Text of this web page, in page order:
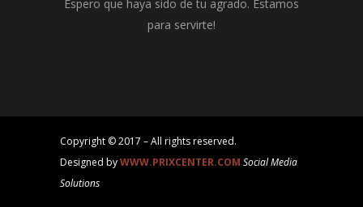
Espero que haya sido de tu agrado. Estamos
para servirte!
Copyright © 2017 – All rights reserved.
Designed byWWW.PRIXCENTER.COM Social Media
Solutions